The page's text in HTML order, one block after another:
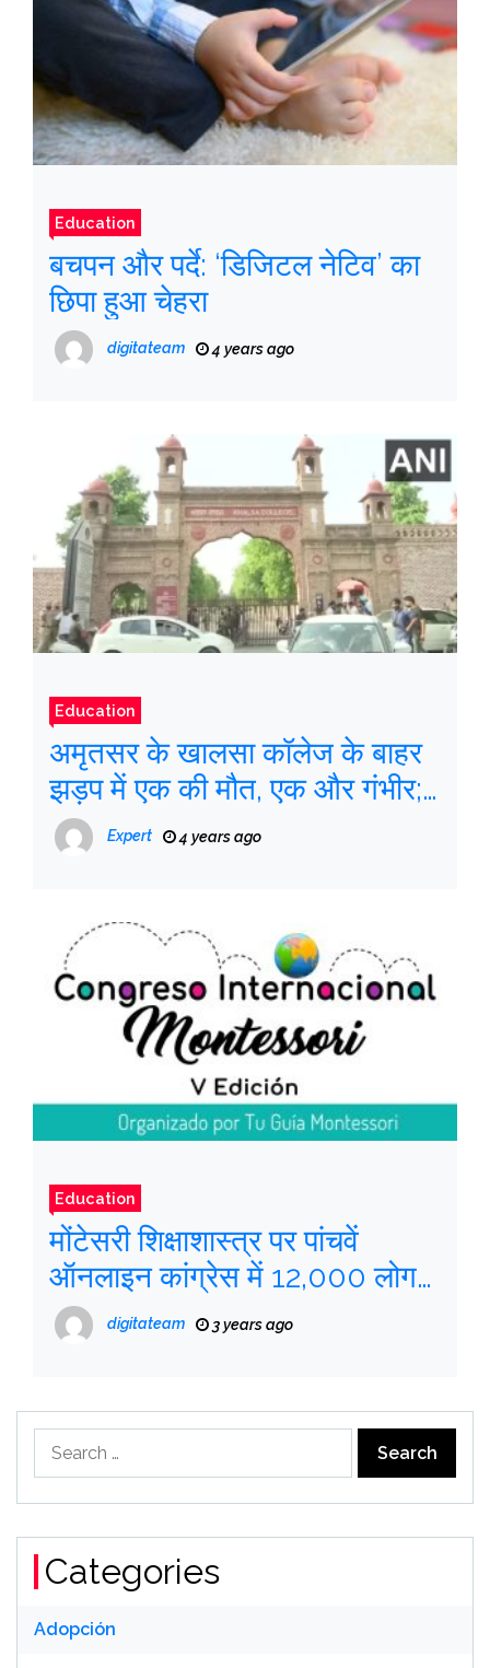
Education
बचपन और पर्दे: ‘डिजिटल नेटिव’ का
छिपा हुआ चेहरा
digitateam 4 years ago
Education
अमृतसर के खालसा कॉलेज के बाहर
झड़प में एक की मौत, एक और गंभीर;
पुलिस इसे ‘नियमित अपराध’ कहती है
Expert 4 years ago
Education
मोंटेसरी शिक्षाशास्त्र पर पांचवें
ऑनलाइन कांग्रेस में 12,000 लोग
‘मिले’
digitateam 3 years ago
for:
Categories
Adopción